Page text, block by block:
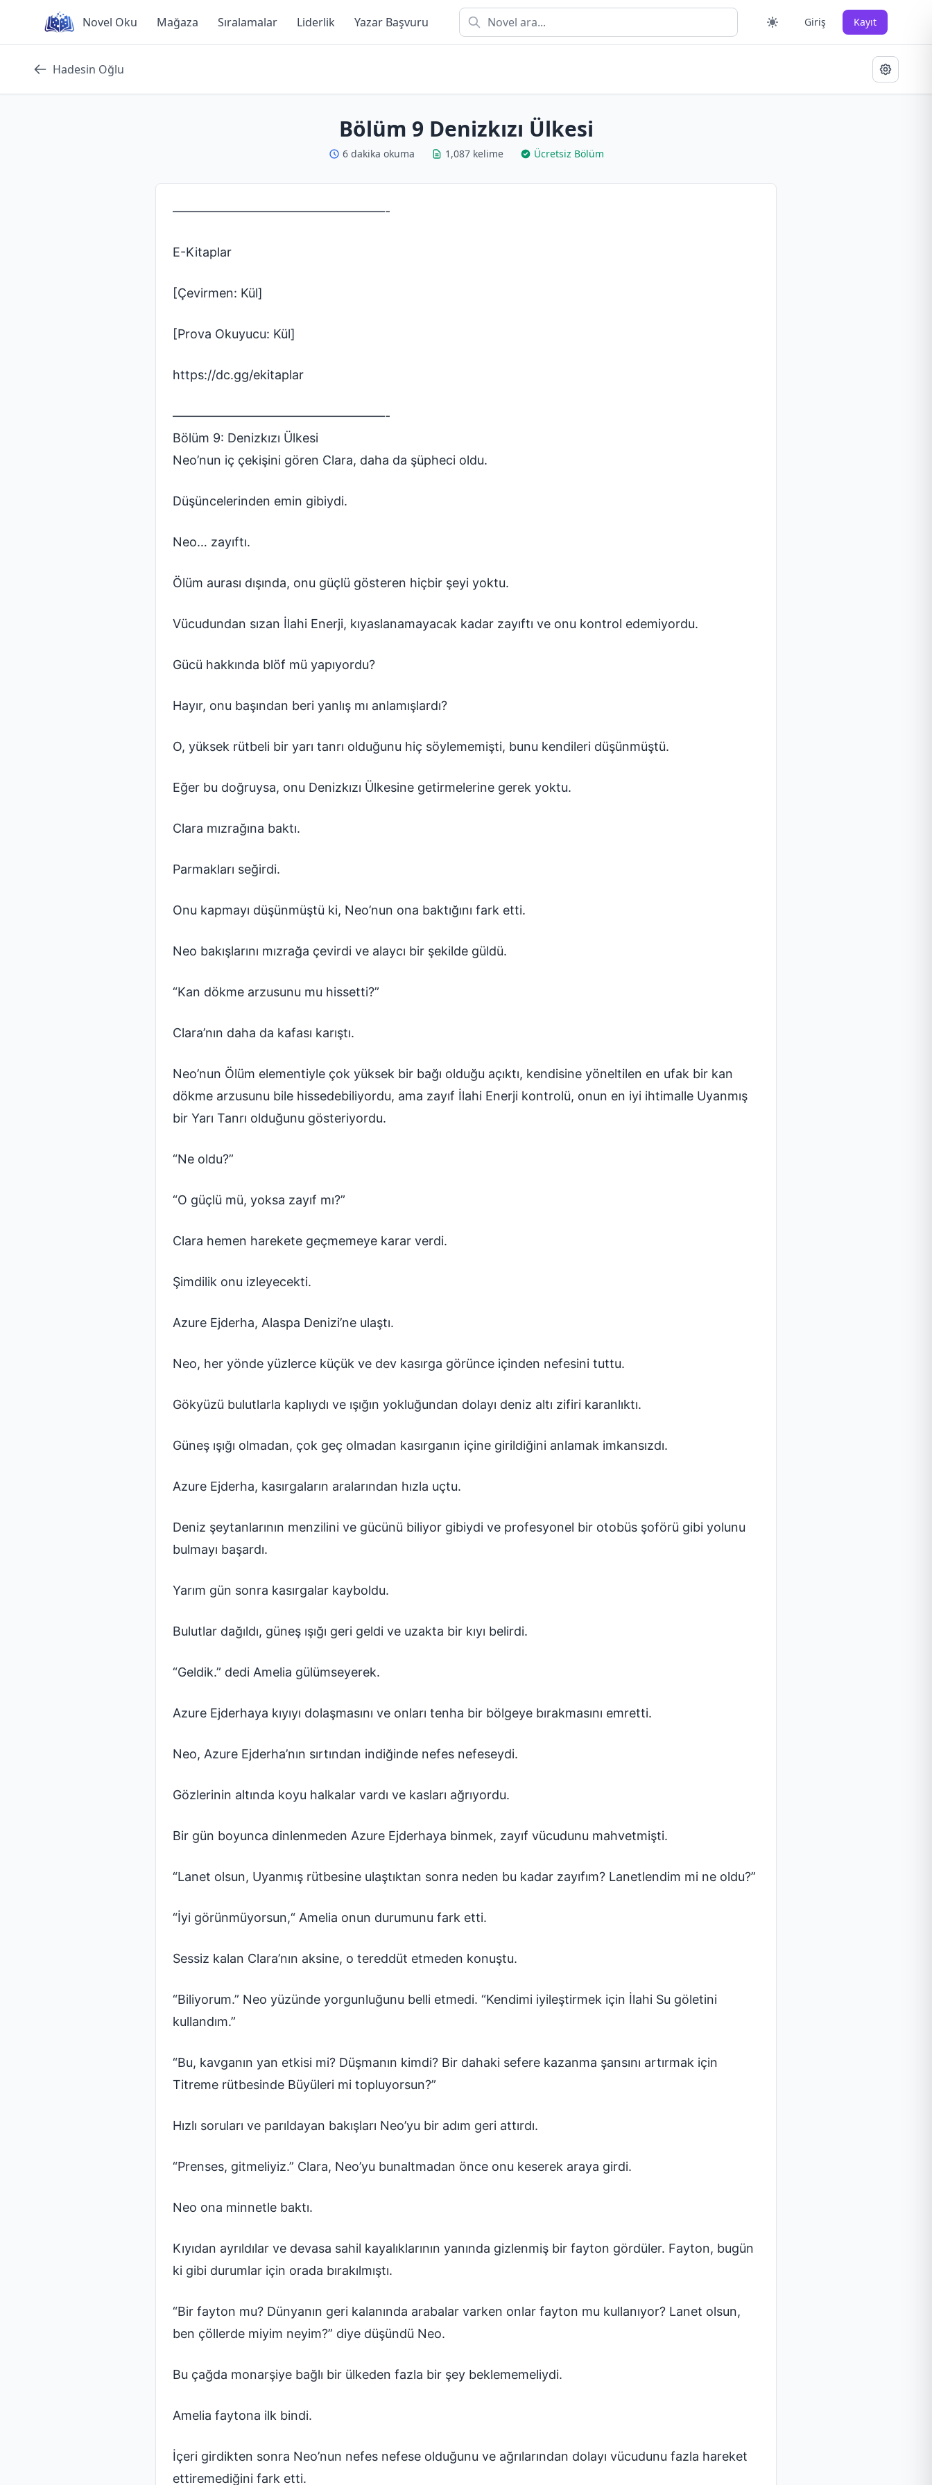
content
Novel Oku Mağaza Sıralamalar Liderlik Yazar Başvuru Giriş Kayıt
Hadesin Oğlu
Bölüm 9 Denizkızı Ülkesi
6 dakika okuma 1,087 kelime Ücretsiz Bölüm
—————————————————-
E-Kitaplar
[Çevirmen: Kül]
[Prova Okuyucu: Kül]
https://dc.gg/ekitaplar
—————————————————-
Bölüm 9: Denizkızı Ülkesi
Neo’nun iç çekişini gören Clara, daha da şüpheci oldu.
Düşüncelerinden emin gibiydi.
Neo… zayıftı.
Ölüm aurası dışında, onu güçlü gösteren hiçbir şeyi yoktu.
Vücudundan sızan İlahi Enerji, kıyaslanamayacak kadar zayıftı ve onu kontrol edemiyordu.
Gücü hakkında blöf mü yapıyordu?
Hayır, onu başından beri yanlış mı anlamışlardı?
O, yüksek rütbeli bir yarı tanrı olduğunu hiç söylememişti, bunu kendileri düşünmüştü.
Eğer bu doğruysa, onu Denizkızı Ülkesine getirmelerine gerek yoktu.
Clara mızrağına baktı.
Parmakları seğirdi.
Onu kapmayı düşünmüştü ki, Neo’nun ona baktığını fark etti.
Neo bakışlarını mızrağa çevirdi ve alaycı bir şekilde güldü.
“Kan dökme arzusunu mu hissetti?”
Clara’nın daha da kafası karıştı.
Neo’nun Ölüm elementiyle çok yüksek bir bağı olduğu açıktı, kendisine yöneltilen en ufak bir kan
dökme arzusunu bile hissedebiliyordu, ama zayıf İlahi Enerji kontrolü, onun en iyi ihtimalle Uyanmış
bir Yarı Tanrı olduğunu gösteriyordu.
“Ne oldu?”
“O güçlü mü, yoksa zayıf mı?”
Clara hemen harekete geçmemeye karar verdi.
Şimdilik onu izleyecekti.
Azure Ejderha, Alaspa Denizi’ne ulaştı.
Neo, her yönde yüzlerce küçük ve dev kasırga görünce içinden nefesini tuttu.
Gökyüzü bulutlarla kaplıydı ve ışığın yokluğundan dolayı deniz altı zifiri karanlıktı.
Güneş ışığı olmadan, çok geç olmadan kasırganın içine girildiğini anlamak imkansızdı.
Azure Ejderha, kasırgaların aralarından hızla uçtu.
Deniz şeytanlarının menzilini ve gücünü biliyor gibiydi ve profesyonel bir otobüs şoförü gibi yolunu
bulmayı başardı.
Yarım gün sonra kasırgalar kayboldu.
Bulutlar dağıldı, güneş ışığı geri geldi ve uzakta bir kıyı belirdi.
“Geldik.” dedi Amelia gülümseyerek.
Azure Ejderhaya kıyıyı dolaşmasını ve onları tenha bir bölgeye bırakmasını emretti.
Neo, Azure Ejderha’nın sırtından indiğinde nefes nefeseydi.
Gözlerinin altında koyu halkalar vardı ve kasları ağrıyordu.
Bir gün boyunca dinlenmeden Azure Ejderhaya binmek, zayıf vücudunu mahvetmişti.
“Lanet olsun, Uyanmış rütbesine ulaştıktan sonra neden bu kadar zayıfım? Lanetlendim mi ne oldu?”
“İyi görünmüyorsun,“ Amelia onun durumunu fark etti.
Sessiz kalan Clara’nın aksine, o tereddüt etmeden konuştu.
“Biliyorum.” Neo yüzünde yorgunluğunu belli etmedi. “Kendimi iyileştirmek için İlahi Su göletini
kullandım.”
“Bu, kavganın yan etkisi mi? Düşmanın kimdi? Bir dahaki sefere kazanma şansını artırmak için
Titreme rütbesinde Büyüleri mi topluyorsun?”
Hızlı soruları ve parıldayan bakışları Neo’yu bir adım geri attırdı.
“Prenses, gitmeliyiz.” Clara, Neo’yu bunaltmadan önce onu keserek araya girdi.
Neo ona minnetle baktı.
Kıyıdan ayrıldılar ve devasa sahil kayalıklarının yanında gizlenmiş bir fayton gördüler. Fayton, bugün
ki gibi durumlar için orada bırakılmıştı.
“Bir fayton mu? Dünyanın geri kalanında arabalar varken onlar fayton mu kullanıyor? Lanet olsun,
ben çöllerde miyim neyim?” diye düşündü Neo.
Bu çağda monarşiye bağlı bir ülkeden fazla bir şey beklememeliydi.
Amelia faytona ilk bindi.
İçeri girdikten sonra Neo’nun nefes nefese olduğunu ve ağrılarından dolayı vücudunu fazla hareket
ettiremediğini fark etti.